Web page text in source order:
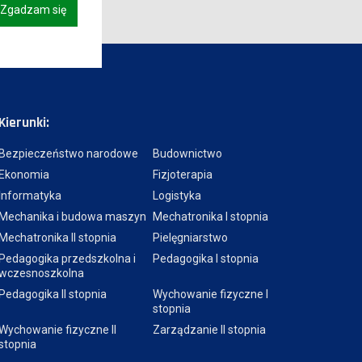
Kierunki:
Bezpieczeństwo narodowe
Budownictwo
Ekonomia
Fizjoterapia
Informatyka
Logistyka
Mechanika i budowa maszyn
Mechatronika I stopnia
Mechatronika II stopnia
Pielęgniarstwo
Pedagogika przedszkolna i
Pedagogika I stopnia
Pedagogika II stopnia
Wychowanie fizyczne I
stopnia
fizyczne II
Zarządzanie II stopnia
Zgadzam się